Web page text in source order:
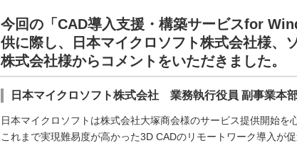
今回の「CAD導入支援・構築サービスfor
供に際し、日本マイクロソフト株式会社様、
株式会社様からコメントをいただきました。
日本マイクロソフト株式会社 業務執行役員 副事業本
日本マイクロソフトは株式会社大塚商会様のサービス提供開始を
これまで実現難易度が高かった3D CADのリモートワーク導入が